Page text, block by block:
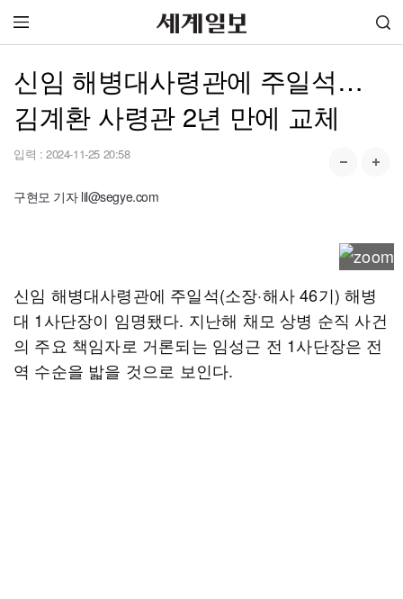
신임 해병대사령관에 주일석…
김계환 사령관 2년 만에 교체
입력 : 2024-11-25 20:58
구현모 기자 lil@segye.com
신임 해병대사령관에 주일석(소장·해사 46기) 해병
대 1사단장이 임명됐다. 지난해 채모 상병 순직 사건
의 주요 책임자로 거론되는 임성근 전 1사단장은 전
역 수순을 밟을 것으로 보인다.